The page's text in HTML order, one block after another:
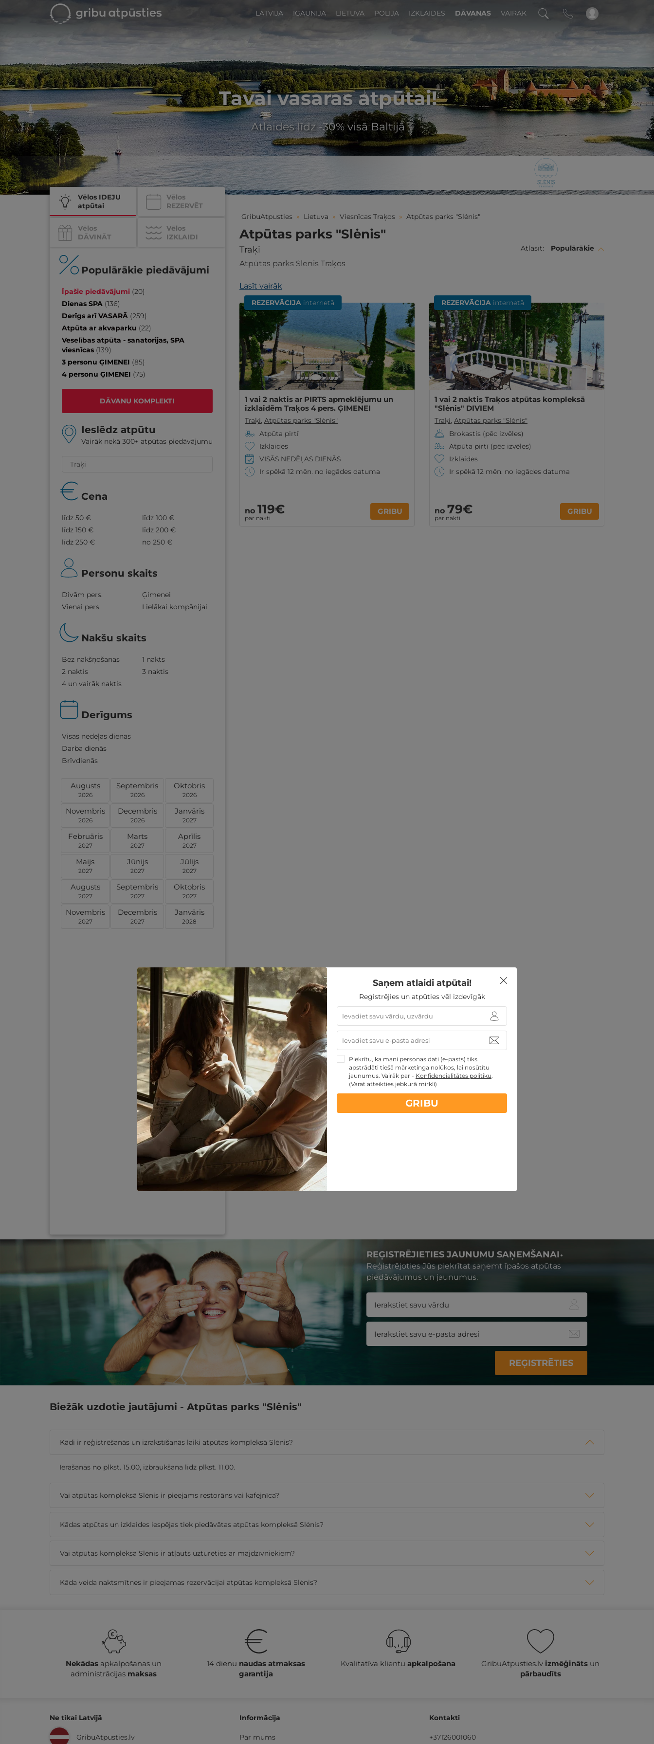
LATVIJA IGAUNIJA LIETUVA POLIJA IZKLAIDES DĀVANAS VAIRĀK
Tavai vasaras atpūtai!
Atlaides līdz -30% visā Baltijā
GribuAtpusties » Lietuva » Viesnīcas Traķos » Atpūtas parks "Slėnis"
Vēlos IDEJU
atpūtai
Vēlos
REZERVĒT
Vēlos
DĀVINĀT
Vēlos
IZKLAIDI
Populārākie piedāvājumi
Īpašie piedāvājumi (20)
Dienas SPA (136)
Derīgs arī VASARĀ (259)
Atpūta ar akvaparku (22)
Veselības atpūta - sanatorijas, SPA
viesnīcas (139)
3 personu ĢIMENEI (85)
4 personu ĢIMENEI (75)
DĀVANU KOMPLEKTI
Ieslēdz atpūtu
Vairāk nekā 300+ atpūtas piedāvājumu
Cena
līdz 50 €
līdz 100 €
līdz 150 €
līdz 200 €
līdz 250 €
no 250 €
Personu skaits
Divām pers.
Ģimenei
Vienai pers.
Lielākai kompānijai
Nakšu skaits
Bez nakšņošanas
1 nakts
2 naktis
3 naktis
4 un vairāk naktis
Derīgums
Visās nedēļas dienās
Darba dienās
Brīvdienās
Augusts
2026
Septembris
2026
Oktobris
2026
Novembris
2026
Decembris
2026
Janvāris
2027
Februāris
2027
Marts
2027
Aprīlis
2027
Maijs
2027
Jūnijs
2027
Jūlijs
2027
Augusts
2027
Septembris
2027
Oktobris
2027
Novembris
2027
Decembris
2027
Janvāris
2028
Atlasīt: Populārākie
Atpūtas parks "Slėnis"
Traķi
Atpūtas parks Slenis Traķos
Lasīt vairāk
REZERVĀCIJA internetā
1 vai 2 naktis ar PIRTS apmeklējumu un
izklaidēm Traķos 4 pers. ĢIMENEI
Traķi, Atpūtas parks "Slėnis"
Atpūta pirtī
Izklaides
VISĀS NEDĒĻAS DIENĀS
Ir spēkā 12 mēn. no iegādes datuma
no 119€
par nakti
GRIBU
REZERVĀCIJA internetā
1 vai 2 naktis Traķos atpūtas kompleksā
"Slėnis" DIVIEM
Traķi, Atpūtas parks "Slėnis"
Brokastis (pēc izvēles)
Atpūta pirtī (pēc izvēles)
Izklaides
Ir spēkā 12 mēn. no iegādes datuma
no 79€
par nakti
GRIBU
REĢISTRĒJIETIES JAUNUMU SAŅEMŠANAI
Reģistrējoties Jūs piekrītat saņemt īpašos atpūtas
piedāvājumus un jaunumus.
REĢISTRĒTIES
Biežāk uzdotie jautājumi - Atpūtas parks "Slėnis"
Kādi ir reģistrēšanās un izrakstīšanās laiki atpūtas kompleksā Slėnis?
Ierašanās no plkst. 15.00, izbraukšana līdz plkst. 11.00.
Vai atpūtas kompleksā Slėnis ir pieejams restorāns vai kafejnīca?
Kādas atpūtas un izklaides iespējas tiek piedāvātas atpūtas kompleksā Slėnis?
Vai atpūtas kompleksā Slėnis ir atļauts uzturēties ar mājdzīvniekiem?
Kāda veida naktsmītnes ir pieejamas rezervācijai atpūtas kompleksā Slėnis?
Nekādasapkalpošanas un
administrācijas maksas
14 dienu naudas atmaksas
garantija
Kvalitatīva klientuapkalpošana GribuAtpusties.lv izmēģināts un
pārbaudīts
Ne tikai Latvijā
GribuAtpusties.lv
Informācija
Par mums
Kontakti
+37126001060
Saņem atlaidi atpūtai!
Reģistrējies un atpūties vēl izdevīgāk
Piekrītu, ka mani personas dati (e-pasts) tiks
apstrādāti tiešā mārketinga nolūkos, lai nosūtītu
jaunumus. Vairāk par - Konfidencialitātes politiku.
(Varat atteikties jebkurā mirklī)
GRIBU